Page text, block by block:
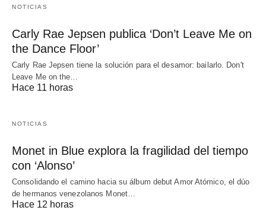
NOTICIAS
Carly Rae Jepsen publica ‘Don’t Leave Me on
the Dance Floor’
Carly Rae Jepsen tiene la solución para el desamor: bailarlo. Don't
Leave Me on the…
Hace 11 horas
NOTICIAS
Monet in Blue explora la fragilidad del tiempo
con ‘Alonso’
Consolidando el camino hacia su álbum debut Amor Atómico, el dúo
de hermanos venezolanos Monet…
Hace 12 horas